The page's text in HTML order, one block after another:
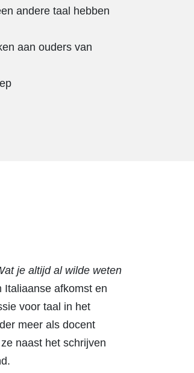
andere taal hebben
aan ouders van
je altijd al wilde weten
Italiaanse afkomst en
voor taal in het
meer als docent
naast het schrijven